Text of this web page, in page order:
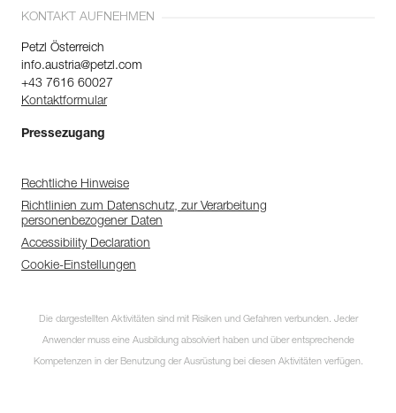
KONTAKT AUFNEHMEN
Petzl Österreich
info.austria@petzl.com
+43 7616 60027
Kontaktformular
Pressezugang
Rechtliche Hinweise
Richtlinien zum Datenschutz, zur Verarbeitung
personenbezogener Daten
Accessibility Declaration
Cookie-Einstellungen
Die dargestellten Aktivitäten sind mit Risiken und Gefahren verbunden. Jeder
Anwender muss eine Ausbildung absolviert haben und über entsprechende
Kompetenzen in der Benutzung der Ausrüstung bei diesen Aktivitäten verfügen.